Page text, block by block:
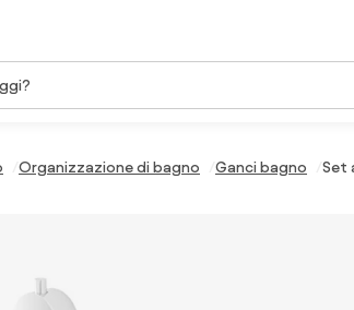
Organizzazione di bagno Ganci bagno Set